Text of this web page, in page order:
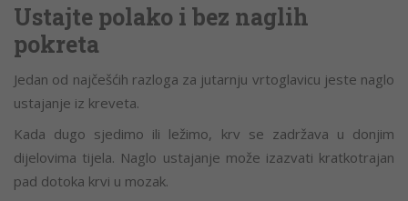
Ustajte polako i bez naglih
pokreta
Jedan od najčešćih razloga za jutarnju vrtoglavicu jeste naglo
ustajanje iz kreveta.
Kada dugo sjedimo ili ležimo, krv se zadržava u donjim
dijelovima tijela. Naglo ustajanje može izazvati kratkotrajan
pad dotoka krvi u mozak.